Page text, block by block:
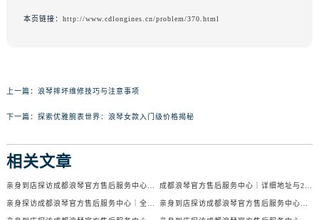
本页链接： http://www.cdlongines.cn/problem/370.html
上一篇： 浪琴摔坏维修技巧与注意事项
下一篇： 探索优雅腕表世界：浪琴女款入门级价格揭秘
相关文章